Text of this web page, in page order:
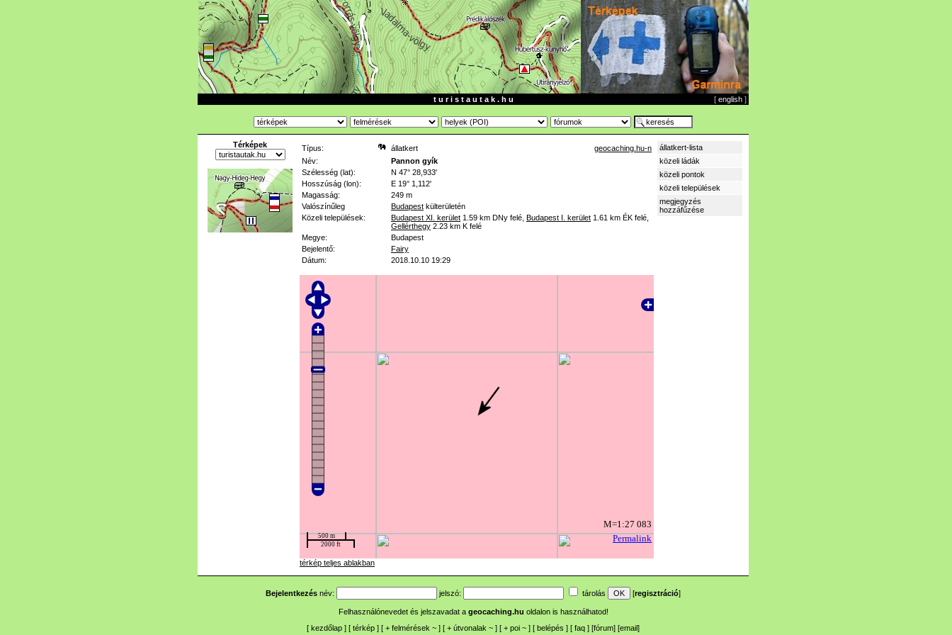
t u r i s t a u t a k . h u [ english ]
Térképek Típus: állatkert
geocaching.hu-n
Név:
Pannon gyík
Szélesség (lat):
N 47° 28,933'
Hosszúság (lon):
E 19° 1,112'
Magasság:
249 m
Valószínűleg
Budapest külterületén
Közeli települések:
Budapest XI. kerület 1.59 km DNy felé Budapest I. kerület 1.61 km ÉK felé
Gellérthegy 2.23 km K felé
Megye:
Budapest
Bejelentő:
Fairy
Dátum:
2018.10.10 19:29
térkép teljes ablakban
állatkert-lista
közeli ládák
közeli pontok
közeli települések
megjegyzés
hozzáfűzése
Bejelentkezés név: jelszó: tárolás [regisztráció]
Felhasználónevedet és jelszavadat a geocaching.hu oldalon is használhatod!
[ kezdőlap ] [ térkép ] [ + felmérések ~ ] [ + útvonalak ~ ] [ + poi ~ ] [ belépés ] [ faq ] [fórum] [email]